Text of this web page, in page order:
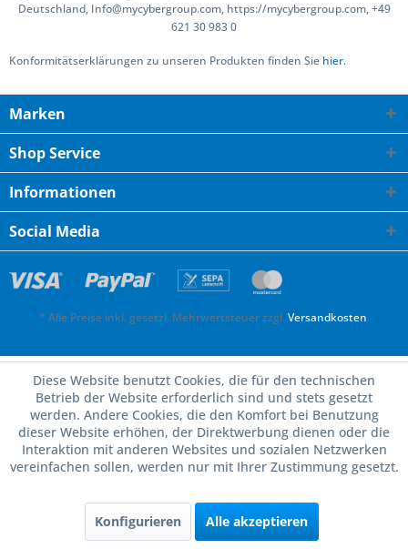
Deutschland, Info@mycybergroup.com, https://mycybergroup.com, +49
621 30 983 0
Konformitätserklärungen zu unseren Produkten finden Sie hier.
Marken
Shop Service
Informationen
Social Media
* Alle Preise inkl. gesetzl. Mehrwertsteuer zzgl. Versandkosten.
Diese Website benutzt Cookies, die für den technischen
Betrieb der Website erforderlich sind und stets gesetzt
werden. Andere Cookies, die den Komfort bei Benutzung
dieser Website erhöhen, der Direktwerbung dienen oder die
Interaktion mit anderen Websites und sozialen Netzwerken
vereinfachen sollen, werden nur mit Ihrer Zustimmung gesetzt.
Konfigurieren Alle akzeptieren